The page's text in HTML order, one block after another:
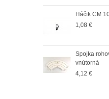
Háčik CM
1,08 €
Spojka
vnútorná
4,12 €